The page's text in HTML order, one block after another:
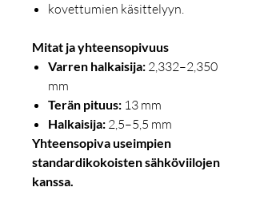
kovettumien käsittelyyn.
Mitat ja yhteensopivuus
Varren halkaisija: 2,332–2,350
mm
Terän pituus: 13 mm
Halkaisija: 2,5–5,5 mm
Yhteensopiva useimpien
standardikokoisten sähköviilojen
kanssa.